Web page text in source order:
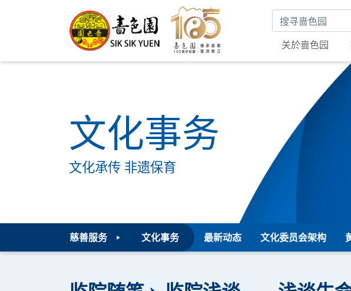
搜寻关键字
关於啬色园
文化事务
文化承传 非遗保育
慈善服务 文化事务 最新动态 文化委员会架构